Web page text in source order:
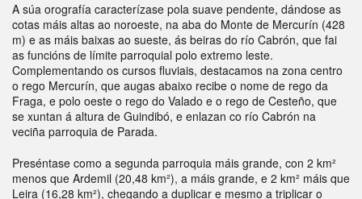
A súa orografía caracterízase pola suave pendente, dándose as
cotas máis altas ao noroeste, na aba do Monte de Mercurín (428
m) e as máis baixas ao sueste, ás beiras do río Cabrón, que fai
as funcións de límite parroquial polo extremo leste.
Complementando os cursos fluviais, destacamos na zona centro
o rego Mercurín, que augas abaixo recibe o nome de rego da
Fraga, e polo oeste o rego do Valado e o rego de Cesteño, que
se xuntan á altura de Guindibó, e enlazan co río Cabrón na
veciña parroquia de Parada.
Preséntase como a segunda parroquia máis grande, con 2 km²
menos que Ardemil (20,48 km²), a máis grande, e 2 km² máis que
Leira (16,28 km²), chegando a duplicar e mesmo a triplicar o